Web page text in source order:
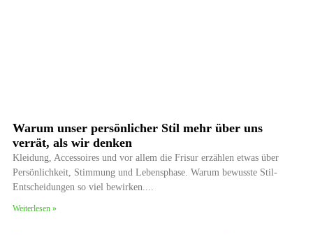
Warum unser persönlicher Stil mehr über uns
verrät, als wir denken
Kleidung, Accessoires und vor allem die Frisur erzählen etwas über
Persönlichkeit, Stimmung und Lebensphase. Warum bewusste Stil-
Entscheidungen so viel bewirken.
Weiterlesen »